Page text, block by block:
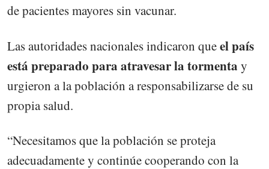
de pacientes mayores sin vacunar.
Las autoridades nacionales indicaron queel país
está preparado para atravesar la tormenta y
urgieron a la población a responsabilizarse de su
propia salud.
“Necesitamos que la población se proteja
adecuadamente y continúe cooperando con la